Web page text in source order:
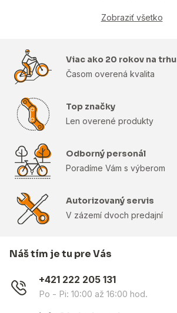
Zobraziť všetko
Viac ako 20 rokov na trhu
Časom overená kvalita
Top značky
Len overené produkty
Odborný personál
Poradíme Vám s výberom
Autorizovaný servis
V zázemí dvoch predajní
Náš tím je tu pre Vás
+421 222 205 131
Po - Pi: 10:00 až 16:00 hod.